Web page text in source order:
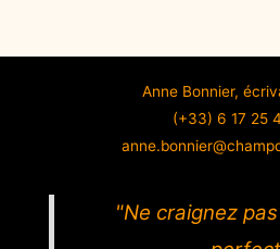
Anne Bonnier,
(+33) 6 17 25
"Ne craignez